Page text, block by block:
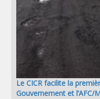
Le CICR facilite la
Gouvernement et l’AFC/